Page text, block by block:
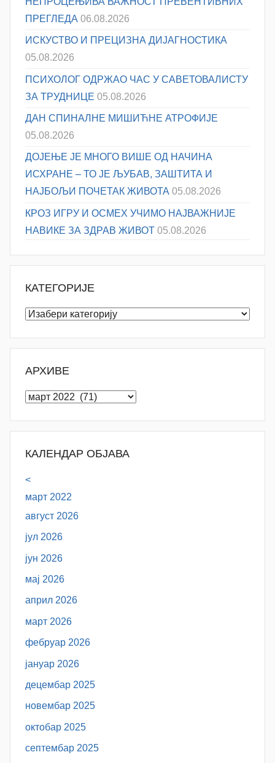
ПРЕГЛЕДА 06.08.2026
ИСКУСТВО И ПРЕЦИЗНА ДИЈАГНОСТИКА
05.08.2026
ПСИХОЛОГ ОДРЖАО ЧАС У САВЕТОВАЛИСТУ
ЗА ТРУДНИЦЕ 05.08.2026
ДАН СПИНАЛНЕ МИШИЋНЕ АТРОФИЈЕ
05.08.2026
ДОЈЕЊЕ ЈЕ МНОГО ВИШЕ ОД НАЧИНА
ИСХРАНЕ – ТО ЈЕ ЉУБАВ, ЗАШТИТА И
НАЈБОЉИ ПОЧЕТАК ЖИВОТА 05.08.2026
КРОЗ ИГРУ И ОСМЕХ УЧИМО НАЈВАЖНИЈЕ
НАВИКЕ ЗА ЗДРАВ ЖИВОТ 05.08.2026
КАТЕГОРИЈЕ
Категорије
АРХИВЕ
Архиве
КАЛЕНДАР ОБЈАВА
<
март 2022
август 2026
јул 2026
јун 2026
мај 2026
април 2026
март 2026
фебруар 2026
јануар 2026
децембар 2025
новембар 2025
октобар 2025
септембар 2025